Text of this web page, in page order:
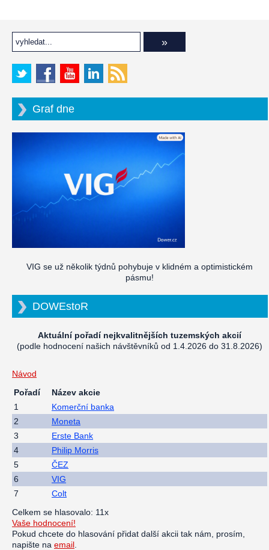
Graf dne
VIG se už několik týdnů pohybuje v klidném a optimistickém
pásmu!
DOWEstoR
Aktuální pořadí nejkvalitnějších tuzemských akcií
(podle hodnocení našich návštěvníků od 1.4.2026 do 31.8.2026)
Návod
Pořadí
Název akcie
1
Komerční banka
2
Moneta
3
Erste Bank
4
Philip Morris
5
ČEZ
6
VIG
7
Colt
Celkem se hlasovalo: 11x
Vaše hodnocení!
Pokud chcete do hlasování přidat další akcii tak nám, prosím,
napište na email